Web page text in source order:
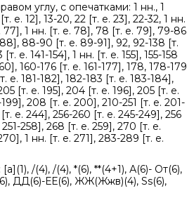
углу, с опечатками: 1 нн., 1
е. 12], 13-20, 22 [т. е. 23], 22-32, 1 нн.
77], 1 нн. [т. е. 78], 78 [т. е. 79], 79-86
88-90 [т. е. 89-91], 92, 92-138 [т.
е. 141-154], 1 нн. [т. е. 155], 155-158
160-176 [т. е. 161-177], 178, 178-179
е. 181-182], 182-183 [т. е. 183-184],
[т. е. 195], 204 [т. е. 196], 205 [т. е.
208 [т. е. 200], 210-251 [т. е. 201-
е. 244], 256-260 [т. е. 245-249], 256
258], 268 [т. е. 259], 270 [т. е.
1 нн. [т. е. 271], 283-289 [т. е.
/(4), /(4), *(6), **(4+1), А(6)- От(6),
ДД(6)-ЕЕ(6), ЖЖ(Жжв)(4), Ss(6),